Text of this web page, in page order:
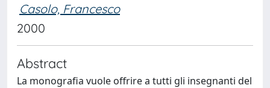
Casolo, Francesco
2000
Abstract
La monografia vuole offrire a tutti gli insegnanti del